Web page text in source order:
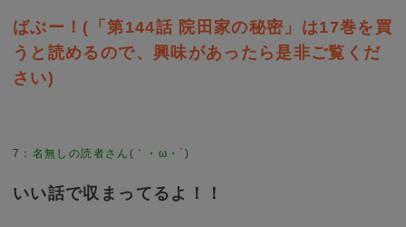
ばぶー！(「第144話 院田家の秘密」は17巻を買
うと読めるので、興味があったら是非ご覧くだ
さい)
7 ： 名無しの読者さん(｀・ω・´)
いい話で収まってるよ！！